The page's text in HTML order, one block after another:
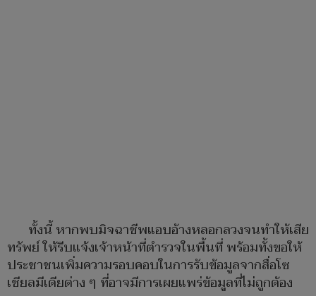
ทั้งนี้ หากพบมิจฉาชีพแอบอ้างหลอกลวงจนทำให้เสีย
ทรัพย์ ให้รีบแจ้งเจ้าหน้าที่ตำรวจในพื้นที่ พร้อมทั้งขอให้
ประชาชนเพิ่มความรอบคอบในการรับข้อมูลจากสื่อโซ
เชียลมีเดียต่าง ๆ ที่อาจมีการเผยแพร่ข้อมูลที่ไม่ถูกต้อง